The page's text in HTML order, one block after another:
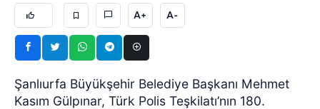
A+ A-
Şanlıurfa Büyükşehir Belediye Başkanı Mehmet
Kasım Gülpınar, Türk Polis Teşkilatı’nın 180.